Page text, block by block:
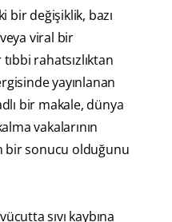
bir değişiklik, bazı
viral bir
rahatsızlıktan
yayınlanan
bir makale, dünya
vakalarının
bir sonucu olduğunu
sıvı kaybına